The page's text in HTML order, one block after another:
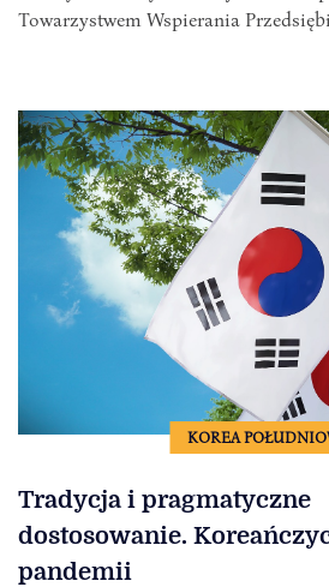
Towarzystwem Wspierania
KOREA
Tradycja i pragmatyczne
dostosowanie.
pandemii